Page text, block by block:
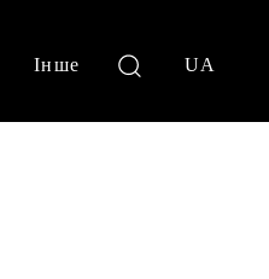
Інше UA